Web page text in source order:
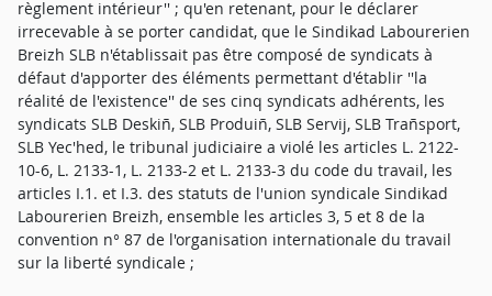
règlement intérieur'' ; qu'en retenant, pour le déclarer
irrecevable à se porter candidat, que le Sindikad Labourerien
Breizh SLB n'établissait pas être composé de syndicats à
défaut d'apporter des éléments permettant d'établir ''la
réalité de l'existence'' de ses cinq syndicats adhérents, les
syndicats SLB Deskiñ, SLB Produiñ, SLB Servij, SLB Trañsport,
SLB Yec'hed, le tribunal judiciaire a violé les articles L. 2122-
10-6, L. 2133-1, L. 2133-2 et L. 2133-3 du code du travail, les
articles I.1. et I.3. des statuts de l'union syndicale Sindikad
Labourerien Breizh, ensemble les articles 3, 5 et 8 de la
convention n° 87 de l'organisation internationale du travail
sur la liberté syndicale ;